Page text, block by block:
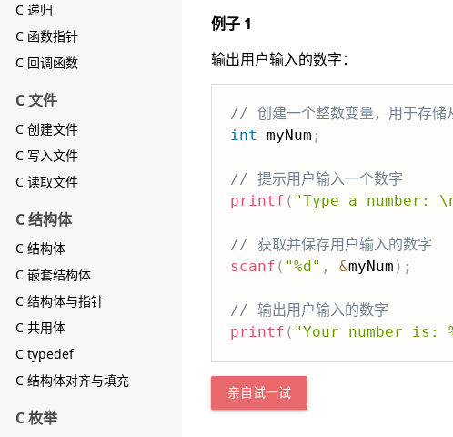
C 递归
C 函数指针
C 回调函数
C 文件
C 创建文件
C 写入文件
C 读取文件
C 结构体
C 结构体
C 嵌套结构体
C 结构体与指针
C 共用体
C typedef
C 结构体对齐与填充
C 枚举
例子 1
输出用户输入的数字：
// 创建一个整数变量，用于存储
int
myNum ;
// 提示用户输入一个数字
printf ( "Type a number:
// 获取并保存用户输入的数字
scanf ( "%d" , &myNum ) ;
// 输出用户输入的数字
printf ( "Your number is:
亲自试一试